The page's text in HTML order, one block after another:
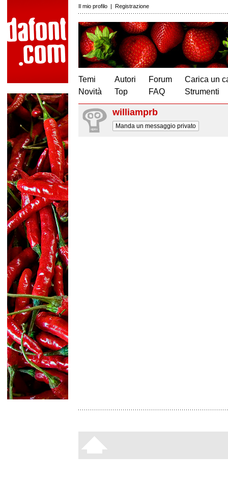
Il mio profilo | Registrazione
Temi
Novità
Autori
Top
Forum
FAQ
Carica un
Strumenti
williamprb
Manda un messaggio privato